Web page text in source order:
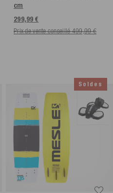
cm
299,99 €
Prix de vente conseillé 499,99 €
Soldes